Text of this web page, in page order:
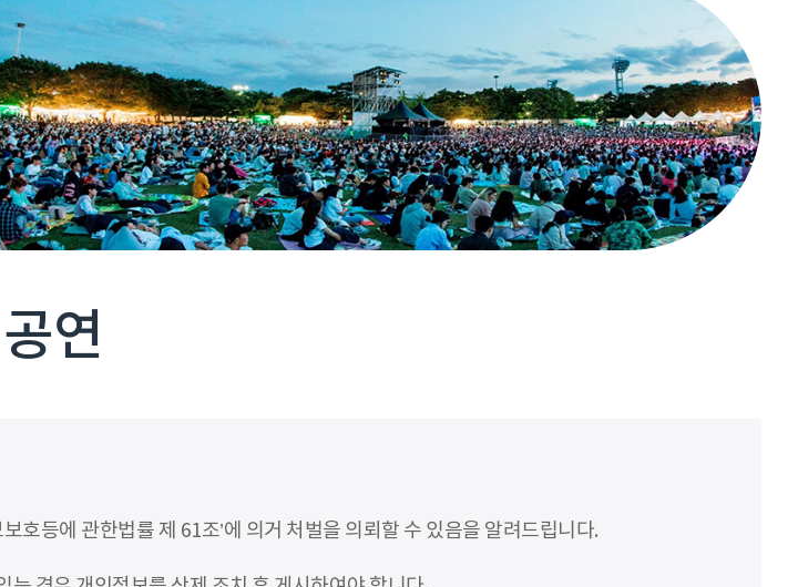
공연
호등에 관한법률 제 61조’에 의거 처벌을 의뢰할 수 있음을 알려드립니다.